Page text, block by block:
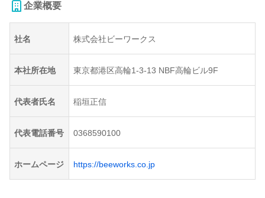
企業概要
社名 株式会社ビーワークス
本社所在地 東京都港区高輪1-3-13 NBF高輪ビル9F
代表者氏名 稲垣正信
代表電話番号 0368590100
ホームページ https://beeworks.co.jp